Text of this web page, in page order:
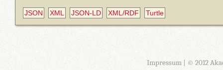
JSON XML JSON-LD XML/RDF Turtle
Impressum| © 2012